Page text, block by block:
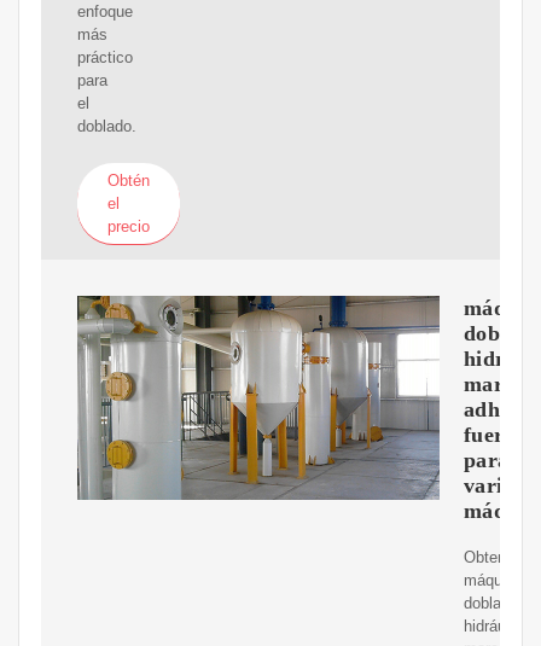
enfoque
más
práctico
para
el
doblado.
Obtén
el
precio
marca
adh
fuerte
para
varias
Obtenga
máquina
dobladora
hidráulica